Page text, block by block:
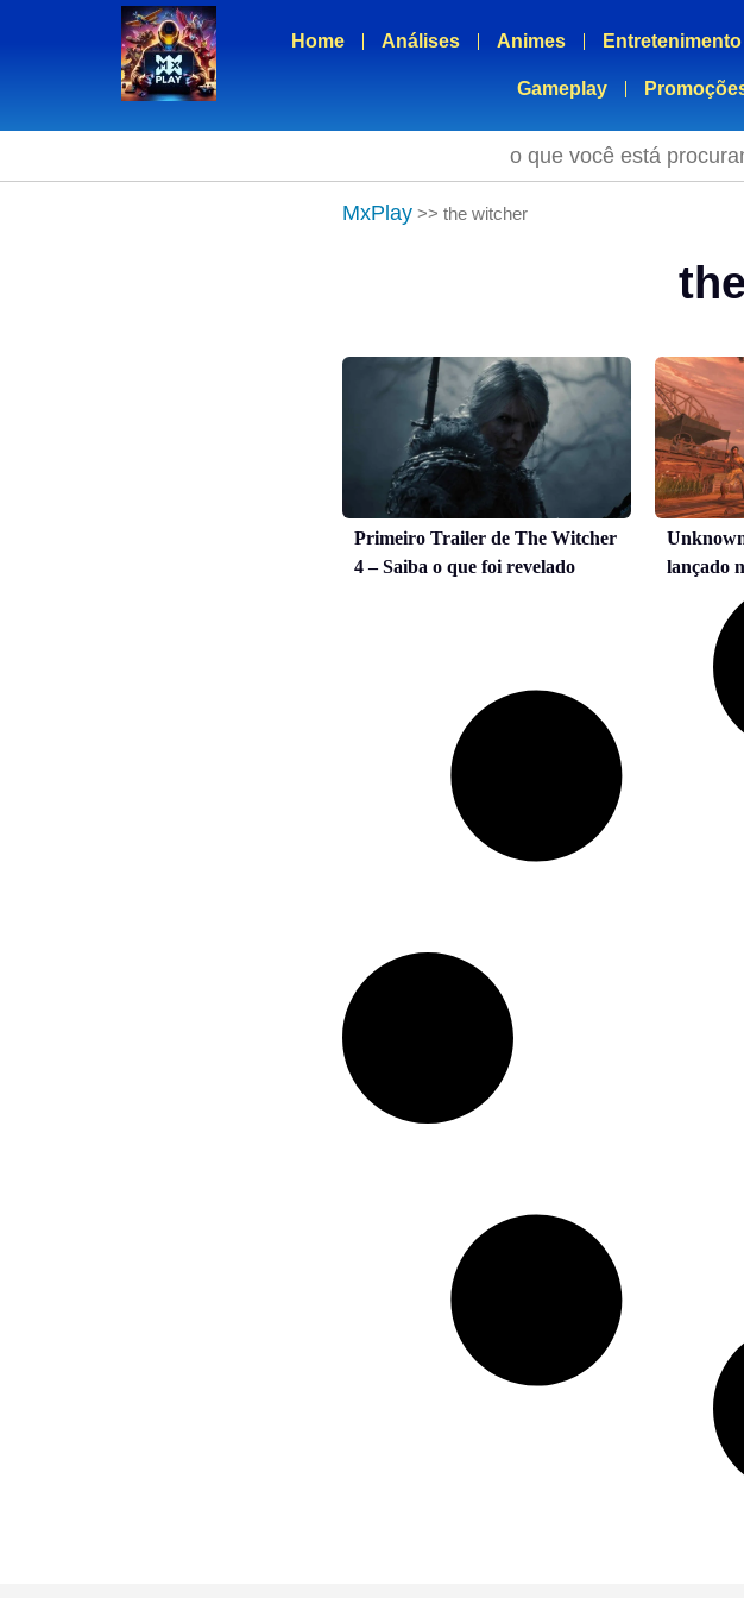
Home Análises Animes
Gameplay
o que você está
MxPlay >> the witcher
Primeiro Trailer de The Witcher
4 – Saiba o que foi revelado
lançado